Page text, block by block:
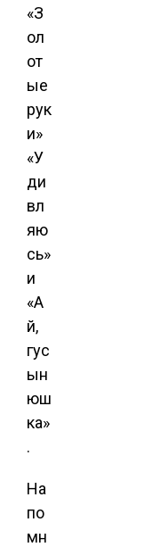
«З
ол
от
ые
рук
и»
«У
ди
вл
яю
сь»
и
«А
й,
гус
ын
юш
ка»
.
На
по
мн